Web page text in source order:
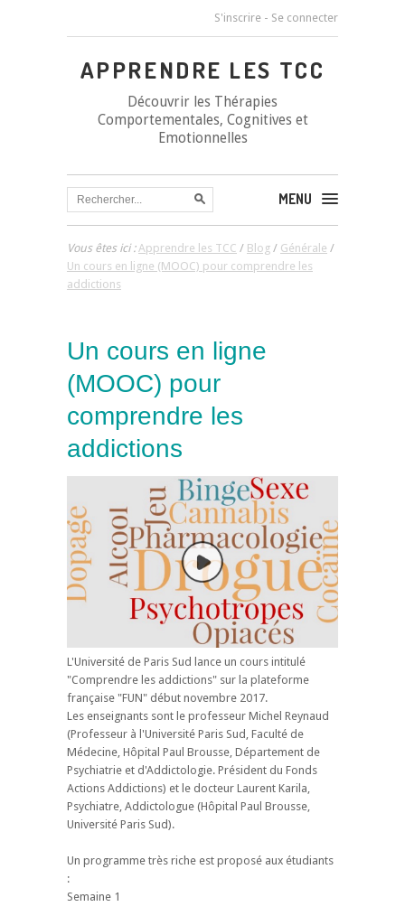
S'inscrire - Se connecter
APPRENDRE LES TCC
Découvrir les Thérapies
Comportementales, Cognitives et
Emotionnelles
MENU
Vous êtes ici :Apprendre les TCC / Blog / Générale /
Un cours en ligne (MOOC) pour comprendre les
addictions
Un cours en ligne
(MOOC) pour
comprendre les
addictions
L'Université de Paris Sud lance un cours intitulé
"Comprendre les addictions" sur la plateforme
française "FUN" début novembre 2017.
Les enseignants sont le professeur Michel Reynaud
(Professeur à l'Université Paris Sud, Faculté de
Médecine, Hôpital Paul Brousse, Département de
Psychiatrie et d'Addictologie. Président du Fonds
Actions Addictions) et le docteur Laurent Karila,
Psychiatre, Addictologue (Hôpital Paul Brousse,
Université Paris Sud).
Un programme très riche est proposé aux étudiants
:
Semaine 1